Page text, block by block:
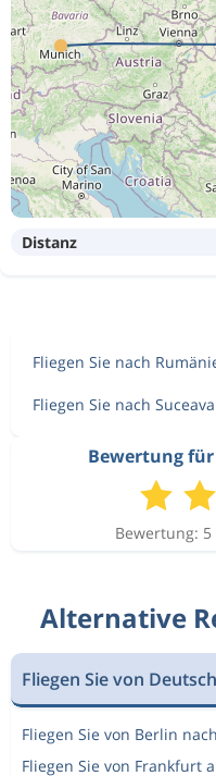
Distanz
Fliegen Sie nach
Fliegen Sie nach Suceava
Bewertung für
Bewertung:
Alternative
Fliegen Sie von
Fliegen Sie von Berlin
Fliegen Sie von Frankfurt